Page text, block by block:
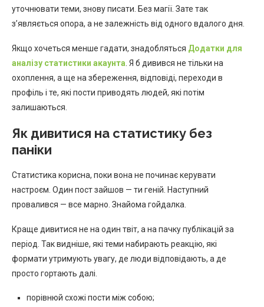
уточнювати теми, знову писати. Без магії. Зате так
з’являється опора, а не залежність від одного вдалого дня.
Якщо хочеться менше гадати, знадобляться Додатки для
аналізу статистики акаунта . Я б дивився не тільки на
охоплення, а ще на збереження, відповіді, переходи в
профіль і те, які пости приводять людей, які потім
залишаються.
Як дивитися на статистику без
паніки
Статистика корисна, поки вона не починає керувати
настроєм. Один пост зайшов — ти геній. Наступний
провалився — все марно. Знайома гойдалка.
Краще дивитися не на один твіт, а на пачку публікацій за
період. Так видніше, які теми набирають реакцію, які
формати утримують увагу, де люди відповідають, а де
просто гортають далі.
порівнюй схожі пости між собою;